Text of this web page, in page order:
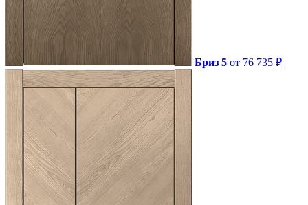
Бриз 5 от 76 735 ₽